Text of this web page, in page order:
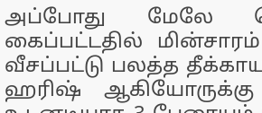
அப்போது மேலே
கைப்பட்டதில்
வீசப்பட்டு பலத்த
ஹரிஷ்